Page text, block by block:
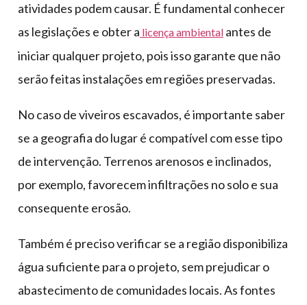
atividades podem causar. É fundamental conhecer
as legislações e obter a licença ambiental antes de
iniciar qualquer projeto, pois isso garante que não
serão feitas instalações em regiões preservadas.
No caso de viveiros escavados, é importante saber
se a geografia do lugar é compatível com esse tipo
de intervenção. Terrenos arenosos e inclinados,
por exemplo, favorecem infiltrações no solo e sua
consequente erosão.
Também é preciso verificar se a região disponibiliza
água suficiente para o projeto, sem prejudicar o
abastecimento de comunidades locais. As fontes